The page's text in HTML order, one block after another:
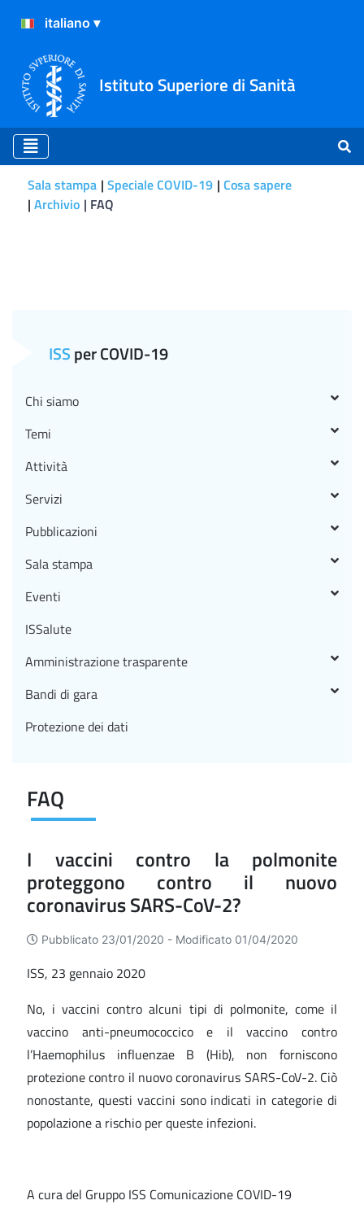
Istituto Superiore di Sanità
Sala stampa Speciale COVID-19 Cosa sapere
Archivio FAQ
FAQ
I vaccini contro la polmonite
proteggono contro il nuovo
coronavirus SARS-CoV-2?
Pubblicato 23/01/2020 - Modificato 01/04/2020
ISS, 23 gennaio 2020
No, i vaccini contro alcuni tipi di polmonite, come il
vaccino anti-pneumococcico e il vaccino contro
l’Haemophilus influenzae B (Hib), non forniscono
protezione contro il nuovo coronavirus SARS-CoV-2. Ciò
nonostante, questi vaccini sono indicati in categorie di
popolazione a rischio per queste infezioni.
A cura del Gruppo ISS Comunicazione COVID-19
ISSper COVID-19
Chi siamo
Temi
Attività
Servizi
Pubblicazioni
Sala stampa
Eventi
ISSalute
Amministrazione trasparente
Bandi di gara
Protezione dei dati